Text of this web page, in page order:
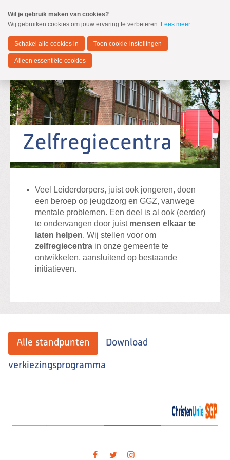
naar
Spring
de
inhoud
Spring
naar
hoofdmenu
Leiderdorp
MENU
Kandidaten
Zoeken
Zelfregiecentra
Veel Leiderdorpers, juist ook jongeren, doen
een beroep op jeugdzorg en GGZ, vanwege
mentale problemen. Een deel is al ook (eerder)
te ondervangen door juist mensen elkaar te
laten helpen. Wij stellen voor om
zelfregiecentra in onze gemeente te
ontwikkelen, aansluitend op bestaande
initiatieven.
Alle standpunten Download
verkiezingsprogramma
Wil je gebruik maken van cookies?
Wij gebruiken cookies om jouw ervaring te verbeteren. Lees meer.
Schakel alle cookies in Toon cookie-instellingen
Alleen essentiële cookies